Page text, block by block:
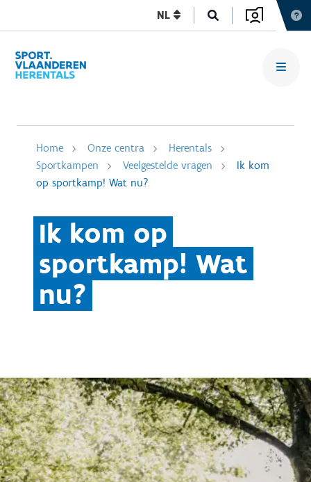
NL
Home Onze centra
Herentals
Sportkampen
Veelgestelde vragen
Ik kom
op sportkamp! Wat nu?
Ik kom op
sportkamp! Wat
nu?